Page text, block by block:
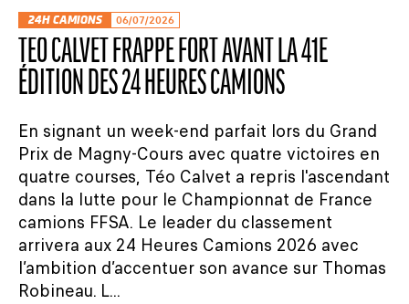
24H CAMIONS 06/07/2026
TÉO CALVET FRAPPE FORT AVANT LA 41E
ÉDITION DES 24 HEURES CAMIONS
En signant un week-end parfait lors du Grand
Prix de Magny-Cours avec quatre victoires en
quatre courses, Téo Calvet a repris l'ascendant
dans la lutte pour le Championnat de France
camions FFSA. Le leader du classement
arrivera aux 24 Heures Camions 2026 avec
l’ambition d’accentuer son avance sur Thomas
Robineau. L...